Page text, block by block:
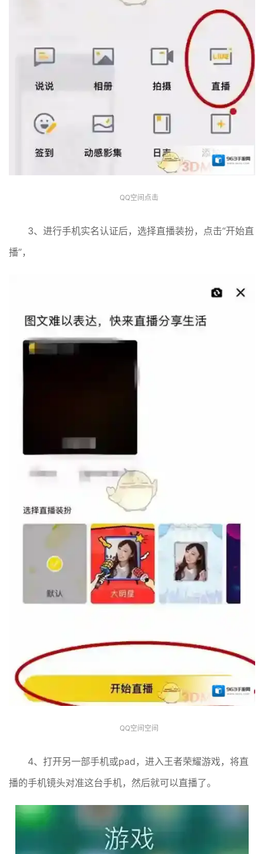
QQ空间点击
3、进行手机实名认证后，选择直播装扮，点击“开始直
播”，
QQ空间空间
4、打开另一部手机或pad，进入王者荣耀游戏，将直
播的手机镜头对准这台手机，然后就可以直播了。